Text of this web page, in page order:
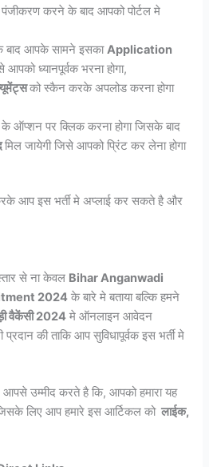
पंजीकरण करने के बाद आपको पोर्टल मे
आपके सामने इसका Application
ध्यानपूर्वक भरना होगा,
को स्कैन करके अपलोड करना होगा
के ऑप्शन पर क्लिक करना होगा जिसके बाद
मिल जायेगी जिसे आपको प्रिंट कर लेना होगा
आप इस भर्ती मे अप्लाई कर सकते है और
से ना केवल Bihar Anganwadi
2024 के बारे मे बताया बल्कि हमने
वैकेंसी 2024 मे ऑनलाइन आवेदन
प्रदान की ताकि आप सुविधापूर्वक इस भर्ती मे
उम्मीद करते है कि, आपको हमारा यह
लिए आप हमारे इस आर्टिकल को लाईक,